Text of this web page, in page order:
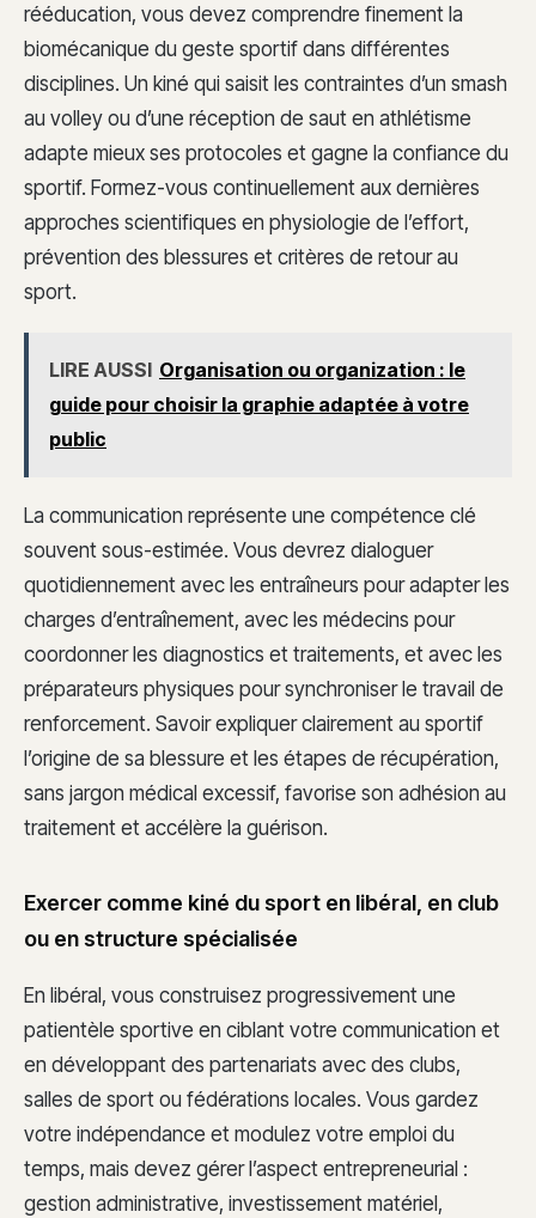
rééducation, vous devez comprendre finement la
biomécanique du geste sportif dans différentes
disciplines. Un kiné qui saisit les contraintes d’un smash
au volley ou d’une réception de saut en athlétisme
adapte mieux ses protocoles et gagne la confiance du
sportif. Formez-vous continuellement aux dernières
approches scientifiques en physiologie de l’effort,
prévention des blessures et critères de retour au
sport.
LIRE AUSSI Organisation ou organization : le
guide pour choisir la graphie adaptée à votre
public
La communication représente une compétence clé
souvent sous-estimée. Vous devrez dialoguer
quotidiennement avec les entraîneurs pour adapter les
charges d’entraînement, avec les médecins pour
coordonner les diagnostics et traitements, et avec les
préparateurs physiques pour synchroniser le travail de
renforcement. Savoir expliquer clairement au sportif
l’origine de sa blessure et les étapes de récupération,
sans jargon médical excessif, favorise son adhésion au
traitement et accélère la guérison.
Exercer comme kiné du sport en libéral, en club
ou en structure spécialisée
En libéral, vous construisez progressivement une
patientèle sportive en ciblant votre communication et
en développant des partenariats avec des clubs,
salles de sport ou fédérations locales. Vous gardez
votre indépendance et modulez votre emploi du
temps, mais devez gérer l’aspect entrepreneurial :
gestion administrative, investissement matériel,